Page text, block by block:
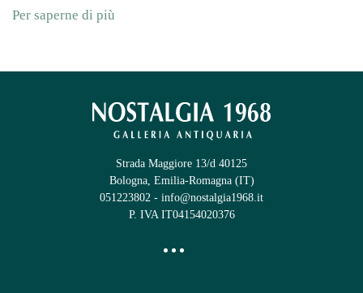
Per saperne di più
Strada Maggiore 13/d 40125
Bologna, Emilia-Romagna (IT)
051223802 - info@nostalgia1968.it
P. IVA IT04154020376